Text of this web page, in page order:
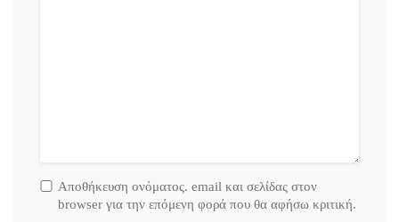
Αποθήκευση ονόματος. email και σελίδας στον
browser για την επόμενη φορά που θα αφήσω κριτική.